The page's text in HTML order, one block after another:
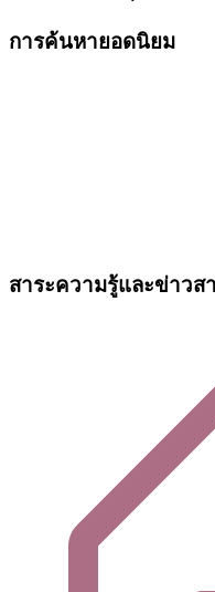
การค้นหายอดนิยม
สาระความรู้และข่าวส